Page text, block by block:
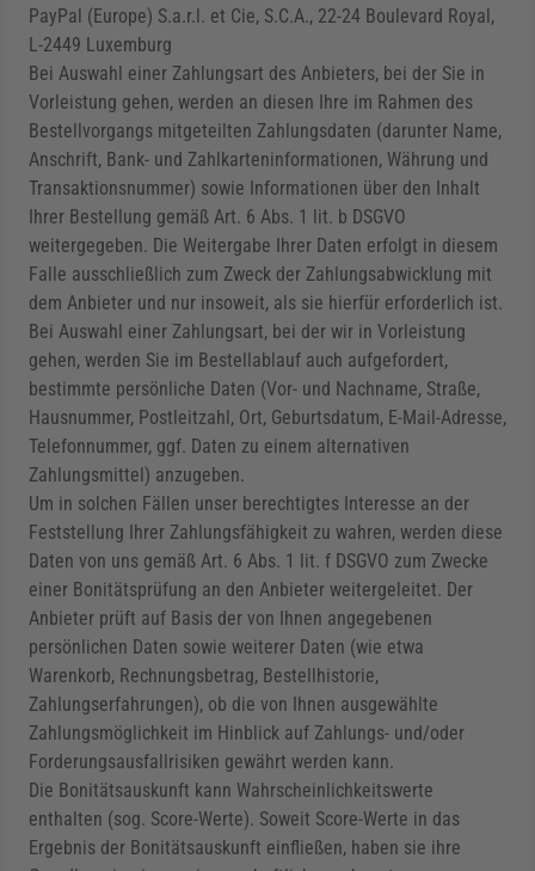
PayPal (Europe) S.a.r.l. et Cie, S.C.A., 22-24 Boulevard Royal,
L-2449 Luxemburg
Bei Auswahl einer Zahlungsart des Anbieters, bei der Sie in
Vorleistung gehen, werden an diesen Ihre im Rahmen des
Bestellvorgangs mitgeteilten Zahlungsdaten (darunter Name,
Anschrift, Bank- und Zahlkarteninformationen, Währung und
Transaktionsnummer) sowie Informationen über den Inhalt
Ihrer Bestellung gemäß Art. 6 Abs. 1 lit. b DSGVO
weitergegeben. Die Weitergabe Ihrer Daten erfolgt in diesem
Falle ausschließlich zum Zweck der Zahlungsabwicklung mit
dem Anbieter und nur insoweit, als sie hierfür erforderlich ist.
Bei Auswahl einer Zahlungsart, bei der wir in Vorleistung
gehen, werden Sie im Bestellablauf auch aufgefordert,
bestimmte persönliche Daten (Vor- und Nachname, Straße,
Hausnummer, Postleitzahl, Ort, Geburtsdatum, E-Mail-Adresse,
Telefonnummer, ggf. Daten zu einem alternativen
Zahlungsmittel) anzugeben.
Um in solchen Fällen unser berechtigtes Interesse an der
Feststellung Ihrer Zahlungsfähigkeit zu wahren, werden diese
Daten von uns gemäß Art. 6 Abs. 1 lit. f DSGVO zum Zwecke
einer Bonitätsprüfung an den Anbieter weitergeleitet. Der
Anbieter prüft auf Basis der von Ihnen angegebenen
persönlichen Daten sowie weiterer Daten (wie etwa
Warenkorb, Rechnungsbetrag, Bestellhistorie,
Zahlungserfahrungen), ob die von Ihnen ausgewählte
Zahlungsmöglichkeit im Hinblick auf Zahlungs- und/oder
Forderungsausfallrisiken gewährt werden kann.
Die Bonitätsauskunft kann Wahrscheinlichkeitswerte
enthalten (sog. Score-Werte). Soweit Score-Werte in das
Ergebnis der Bonitätsauskunft einfließen, haben sie ihre